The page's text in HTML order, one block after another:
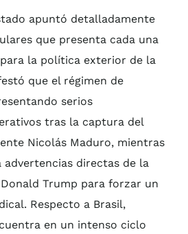
apuntó detalladamente
que presenta cada una
la política exterior de la
que el régimen de
serios
tras la captura del
Nicolás Maduro, mientras
advertencias directas de la
Trump para forzar un
Respecto a Brasil,
en un intenso ciclo